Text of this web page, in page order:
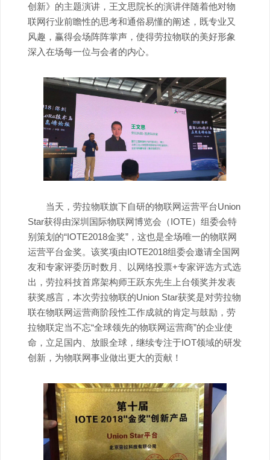
创新》的主题演讲，王文思院长的演讲伴随着他对物
联网行业前瞻性的思考和通俗易懂的阐述，既专业又
风趣，赢得会场阵阵掌声，使得劳拉物联的美好形象
深入在场每一位与会者的内心。
当天，劳拉物联旗下自研的物联网运营平台Union
Star获得由深圳国际物联网博览会（IOTE）组委会特
别策划的“IOTE2018金奖”，这也是全场唯一的物联网
运营平台金奖。该奖项由IOTE2018组委会邀请全国网
友和专家评委历时数月、以网络投票+专家评选方式选
出，劳拉科技首席架构师王跃东先生上台领奖并发表
获奖感言，本次劳拉物联的Union Star获奖是对劳拉物
联在物联网运营商阶段性工作成就的肯定与鼓励，劳
拉物联定当不忘“全球领先的物联网运营商”的企业使
命，立足国内、放眼全球，继续专注于IOT领域的研发
创新，为物联网事业做出更大的贡献！